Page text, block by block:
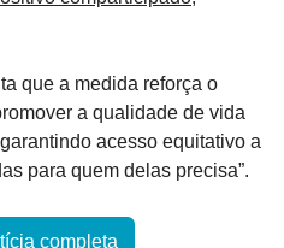
que a medida reforça o
a qualidade de vida
acesso equitativo a
para quem delas precisa”.
completa